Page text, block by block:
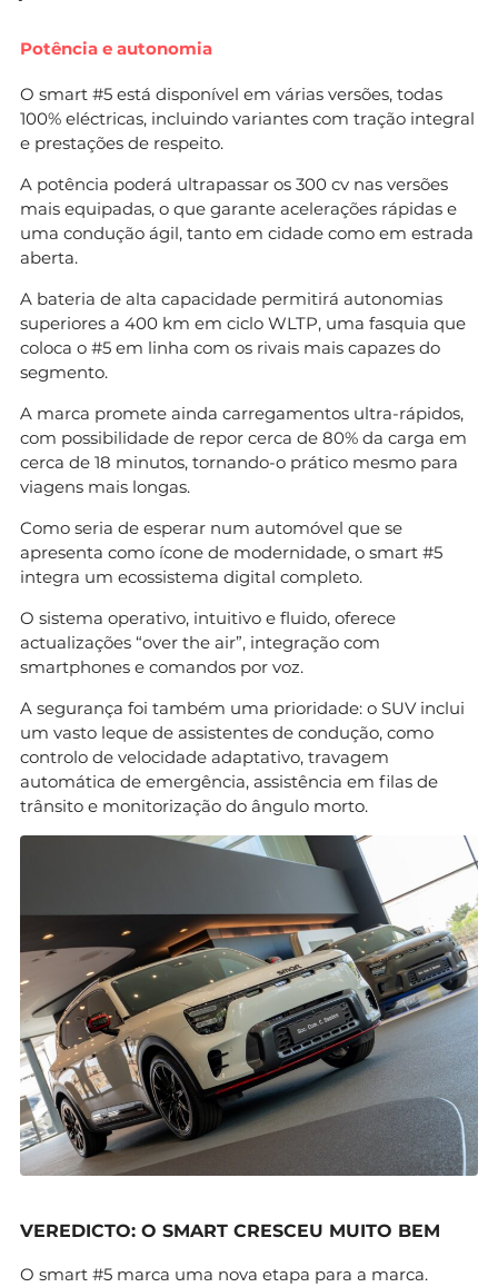
Potência e autonomia
O smart #5 está disponível em várias versões, todas
100% eléctricas, incluindo variantes com tração integral
e prestações de respeito.
A potência poderá ultrapassar os 300 cv nas versões
mais equipadas, o que garante acelerações rápidas e
uma condução ágil, tanto em cidade como em estrada
aberta.
A bateria de alta capacidade permitirá autonomias
superiores a 400 km em ciclo WLTP, uma fasquia que
coloca o #5 em linha com os rivais mais capazes do
segmento.
A marca promete ainda carregamentos ultra-rápidos,
com possibilidade de repor cerca de 80% da carga em
cerca de 18 minutos, tornando-o prático mesmo para
viagens mais longas.
Como seria de esperar num automóvel que se
apresenta como ícone de modernidade, o smart #5
integra um ecossistema digital completo.
O sistema operativo, intuitivo e fluido, oferece
actualizações “over the air”, integração com
smartphones e comandos por voz.
A segurança foi também uma prioridade: o SUV inclui
um vasto leque de assistentes de condução, como
controlo de velocidade adaptativo, travagem
automática de emergência, assistência em filas de
trânsito e monitorização do ângulo morto.
VEREDICTO: O SMART CRESCEU MUITO BEM
O smart #5 marca uma nova etapa para a marca.